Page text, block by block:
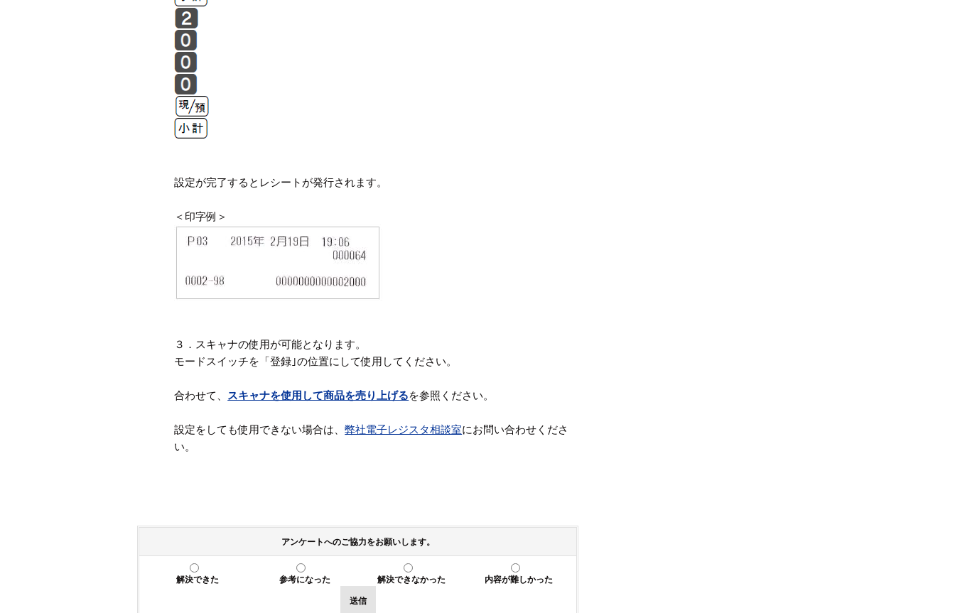
設定が完了するとレシートが発行されます。
＜印字例＞
３．スキャナの使用が可能となります。
モードスイッチを「登録｣の位置にして使用してください。
合わせて、 スキャナを使用して商品を売り上げるを参照ください。
設定をしても使用できない場合は、弊社電子レジスタ相談室にお問い合わせくださ
い。
アンケートへのご協力をお願いします。
解決できた 参考になった 解決できなかった
内容が難しかった
送信